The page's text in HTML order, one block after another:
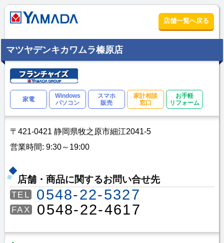
店舗一覧へ戻る
マツヤデンキカワムラ榛原店
家電
Windows
パソコン
スマホ
販売
家計相談
窓口
お手軽
リフォーム
〒421-0421 静岡県牧之原市細江2041-5
営業時間: 9:30～19:00
店舗・商品に関するお問い合せ先
TEL 0548-22-5327
FAX 0548-22-4617